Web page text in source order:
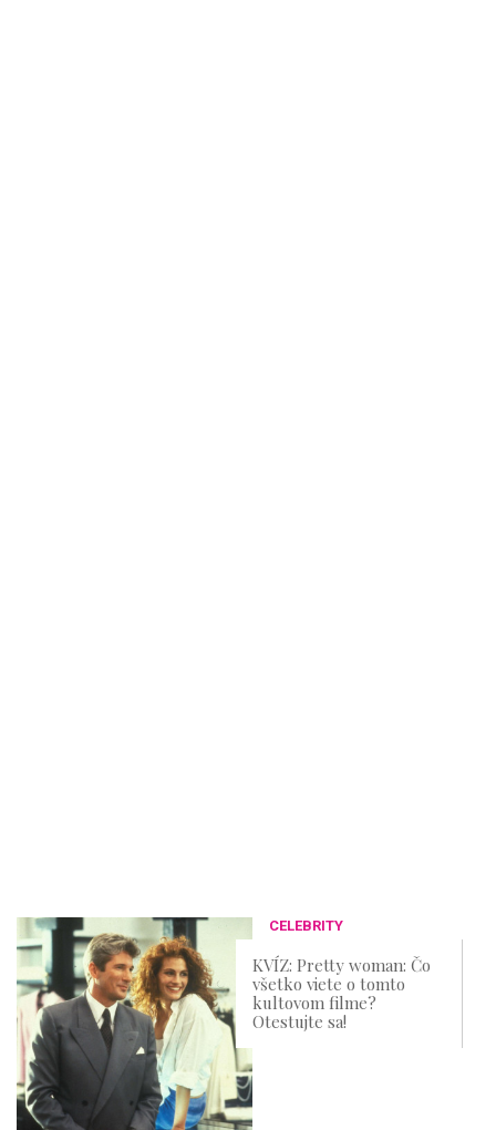
CELEBRITY
KVÍZ: Pretty woman: Čo
všetko viete o tomto
kultovom filme?
Otestujte sa!